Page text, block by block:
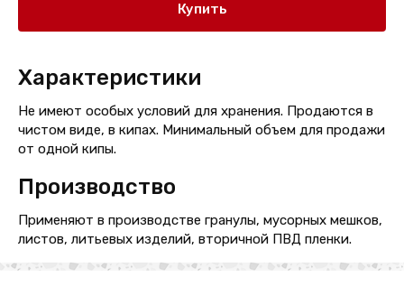
Купить
Характеристики
Не имеют особых условий для хранения. Продаются в
чистом виде, в кипах. Минимальный объем для продажи
от одной кипы.
Производство
Применяют в производстве гранулы, мусорных мешков,
листов, литьевых изделий, вторичной ПВД пленки.